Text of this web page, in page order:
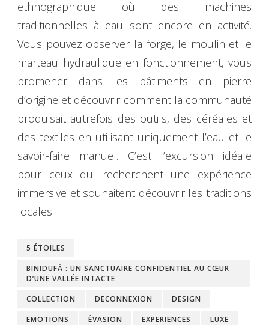
ethnographique où des machines
traditionnelles à eau sont encore en activité.
Vous pouvez observer la forge, le moulin et le
marteau hydraulique en fonctionnement, vous
promener dans les bâtiments en pierre
d’origine et découvrir comment la communauté
produisait autrefois des outils, des céréales et
des textiles en utilisant uniquement l’eau et le
savoir-faire manuel. C’est l’excursion idéale
pour ceux qui recherchent une expérience
immersive et souhaitent découvrir les traditions
locales.
5 ÉTOILES
BINIDUFÀ : UN SANCTUAIRE CONFIDENTIEL AU CŒUR
D’UNE VALLÉE INTACTE
COLLECTION
DECONNEXION
DESIGN
EMOTIONS
ÉVASION EXPERIENCES
LUXE